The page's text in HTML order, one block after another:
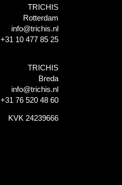
TRICHIS
Rotterdam
info@trichis.nl
+31 10 477 85 25
TRICHIS
Breda
info@trichis.nl
+31 76 520 48 60
KVK 24239666